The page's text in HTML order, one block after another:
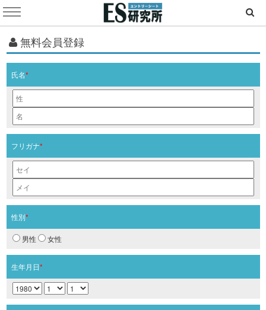
無料会員登録
氏名*
フリガナ*
性別*
男性 女性
生年月日*